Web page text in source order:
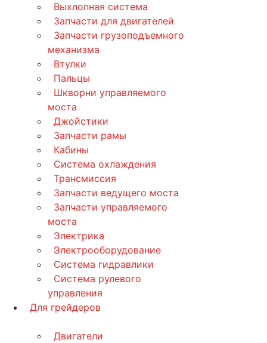
Выхлопная система
Запчасти для двигателей
Запчасти грузоподъемного
механизма
Втулки
Пальцы
Шкворни управляемого
моста
Джойстики
Запчасти рамы
Кабины
Система охлаждения
Трансмиссия
Запчасти ведущего моста
Запчасти управляемого
моста
Электрика
Электрооборудование
Система гидравлики
Система рулевого
управления
Для грейдеров
Двигатели